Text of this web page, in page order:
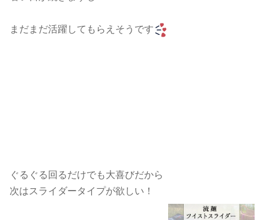
まだまだ活躍してもらえそうです
ぐるぐる回るだけでも大喜びだから
次はスライダータイプが欲しい！